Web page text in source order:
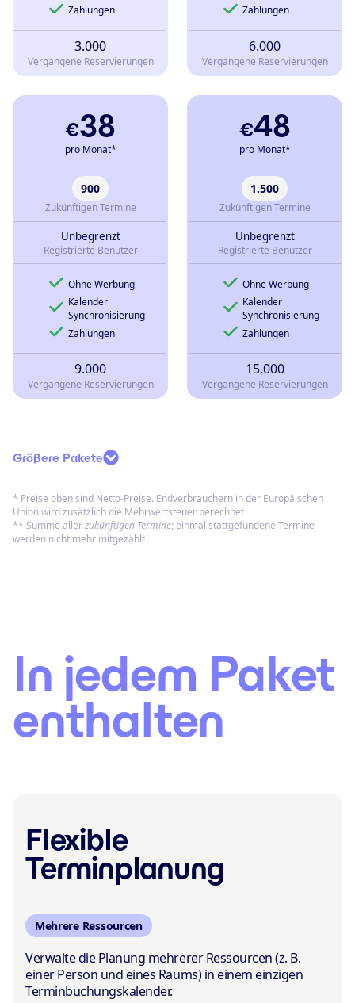
Zahlungen
3.000
Vergangene Reservierungen
Zahlungen
6.000
Vergangene Reservierungen
€38
pro Monat*
900
Zukünftigen Termine
Unbegrenzt
Registrierte Benutzer
Ohne Werbung
Kalender
Synchronisierung
Zahlungen
9.000
Vergangene Reservierungen
€48
pro Monat*
1.500
Zukünftigen Termine
Unbegrenzt
Registrierte Benutzer
Ohne Werbung
Kalender
Synchronisierung
Zahlungen
15.000
Vergangene Reservierungen
Größere Pakete
* Preise oben sind Netto-Preise. Endverbrauchern in der Europäischen
Union wird zusätzlich die Mehrwertsteuer berechnet
** Summe allerzukünftigen Termine; einmal stattgefundene Termine
werden nicht mehr mitgezählt
In jedem Paket
enthalten
Flexible
Terminplanung
Mehrere Ressourcen
Verwalte die Planung mehrerer Ressourcen (z. B.
einer Person und eines Raums) in einem einzigen
Terminbuchungskalender.